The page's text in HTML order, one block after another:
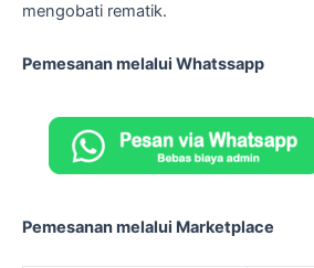
mengobati rematik.
Pemesanan melalui Whatssapp
Pemesanan melalui Marketplace